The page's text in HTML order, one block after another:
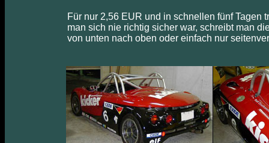
Für nur 2,56 EUR und in schnellen fünf Tagen
man sich nie richtig sicher war, schreibt man
von unten nach oben oder einfach nur